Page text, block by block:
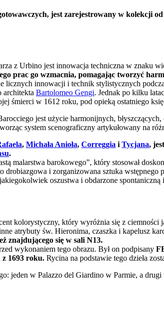
jest zarejestrowany w kolekcji
z Urbino jest innowacja techniczna w znaku
prac go wzmacnia, pomagając tworzyć
licznych innowacji i technik stylistycznych
architekta Bartolomeo Gengi. Jednak po kilku
śmierci w 1612 roku, pod opieką ostatniego
jest użycie harmonijnych,
system scenograficzny artykułowany na
, Michała Anioła, Correggia i Tycjana,
.
malarstwa barokowego”, który stosował
drobiazgowa i zorganizowana sztuka wstępnego
oszustwa i obdarzone
kolorystyczny, który wyróżnia się z
atrybuty św. Hieronima, czaszka i kapelusz
znajdującego się w sali N13.
wykonaniem tego obrazu. Był on podpisany
z 1693 roku. Rycina na podstawie tego dzieła
jeden w Palazzo del Giardino w Parmie, a